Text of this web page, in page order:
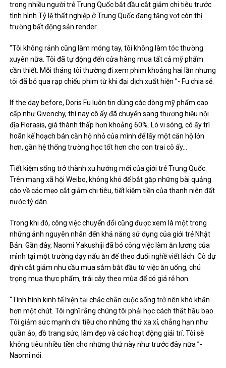
trong nhiều người trẻ Trung Quốc bắt đầu cắt giảm chi tiêu trước
tình hình Tỷ lệ thất nghiệp ở Trung Quốc đang tăng vọt còn thị
trường bất động sản render.
“Tôi không rảnh cũng làm móng tay, tôi không làm tóc thường
xuyên nữa. Tôi đã tự động đến cửa hàng mua tất cả mỹ phẩm
cần thiết. Mỗi tháng tôi thường đi xem phim khoảng hai lần nhưng
tôi đã bỏ qua rạp chiếu phim từ khi đại dịch xuất hiện ”- Fu chia sẻ.
If the day before, Doris Fu luôn tin dùng các dòng mỹ phẩm cao
cấp như Givenchy, thì nay cô ấy đã chuyển sang thương hiệu nội
địa Florasis, giá thành thấp hơn khoảng 60%. Lò vi sóng, cô ấy trì
hoãn kế hoạch bán căn hộ nhỏ của mình để lấy một căn hộ lớn
hơn, gần hệ thống trường học tốt hơn cho con trai cô ấy…
Tiết kiệm sống trở thành xu hướng mới của giới trẻ Trung Quốc.
Trên mạng xã hội Weibo, không khó để bắt gặp những bài quảng
cáo về các mẹo cắt giảm chi tiêu, tiết kiệm tiền của thanh niên đất
nước tỷ dân.
Trong khi đó, công việc chuyển đổi cũng được xem là một trong
những ảnh nguyên nhân đến khả năng sử dụng của giới trẻ Nhật
Bản. Gần đây, Naomi Yakushiji đã bỏ công việc làm ăn lương của
mình tại một trường dạy nấu ăn để theo đuổi nghề viết lách. Cô dự
định cắt giảm nhu cầu mua sắm bắt đầu từ việc ăn uống, chú
trọng mua thực phẩm, trái cây theo mùa để có giá rẻ hơn.
“Tình hình kinh tế hiện tại chắc chắn cuộc sống trở nên khó khăn
hơn một chút. Tôi nghĩ rằng chúng tôi phải học cách thắt hầu bao.
Tôi giảm sức mạnh chi tiêu cho những thứ xa xỉ, chẳng hạn như
quần áo, đồ trang sức, làm đẹp và các hoạt động giải trí. Tôi sẽ
không tiêu nhiều tiền cho những thứ này như trước đây nữa ”-
Naomi nói.